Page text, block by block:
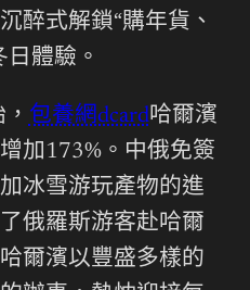
醉式解鎖“購年貨、
體驗。
包養網dcard哈爾濱
加173%。中俄免簽
冰雪游玩產物的進
俄羅斯游客赴哈爾
爾濱以豐盛多樣的